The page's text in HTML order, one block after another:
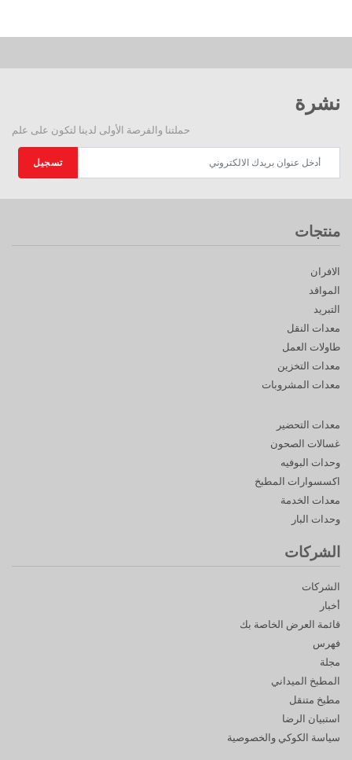
نشرة
حملتنا والفرصة الأولى لدينا لتكون على علم
تسجيل
منتجات
الافران
المواقد
التبريد
معدات النقل
طاولات العمل
معدات التخزين
معدات المشروبات
معدات التحضير
غسالات الصحون
وحدات البوفيه
اكسسوارات المطبخ
معدات الخدمة
وحدات البار
الشركات
الشركات
أخبار
قائمة العرض الخاصة بك
فهرس
مجلة
المطبخ الميداني
مطبخ متنقل
استبيان الرضا
سياسة الكوكي والخصوصية